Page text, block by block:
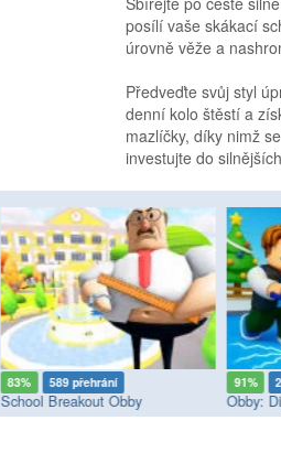
posílí vaše skákací
úrovně věže a
Předveďte svůj styl
denní kolo štěstí a
mazlíčky, díky nimž
investujte do
83% 589 přehrání
School Breakout Obby
91%